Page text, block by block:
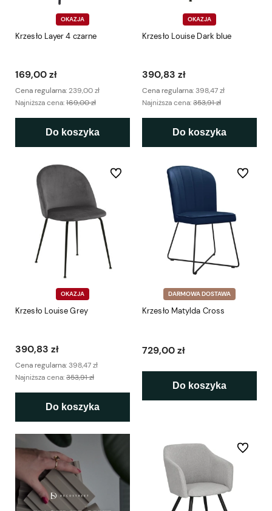
OKAZJA
Krzesło Layer 4 czarne
169,00 zł
Cena regularna:239,00 zł
Najniższa cena:169,00 zł
Do koszyka
OKAZJA
Krzesło Louise Dark blue
390,83 zł
Cena regularna:398,47 zł
Najniższa cena:353,91 zł
Do koszyka
OKAZJA
Krzesło Louise Grey
390,83 zł
Cena regularna:398,47 zł
Najniższa cena:353,91 zł
Do koszyka
Do ulubionych
DARMOWA DOSTAWA
Krzesło Matylda Cross
729,00 zł
Do koszyka
Do
Do